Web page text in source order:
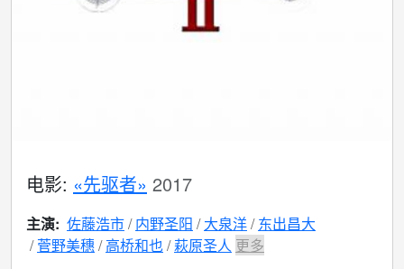
电影: «先驱者» 2017
主演: 佐藤浩市 内野圣阳 大泉洋 东出昌大
菅野美穗 高桥和也 萩原圣人 更多